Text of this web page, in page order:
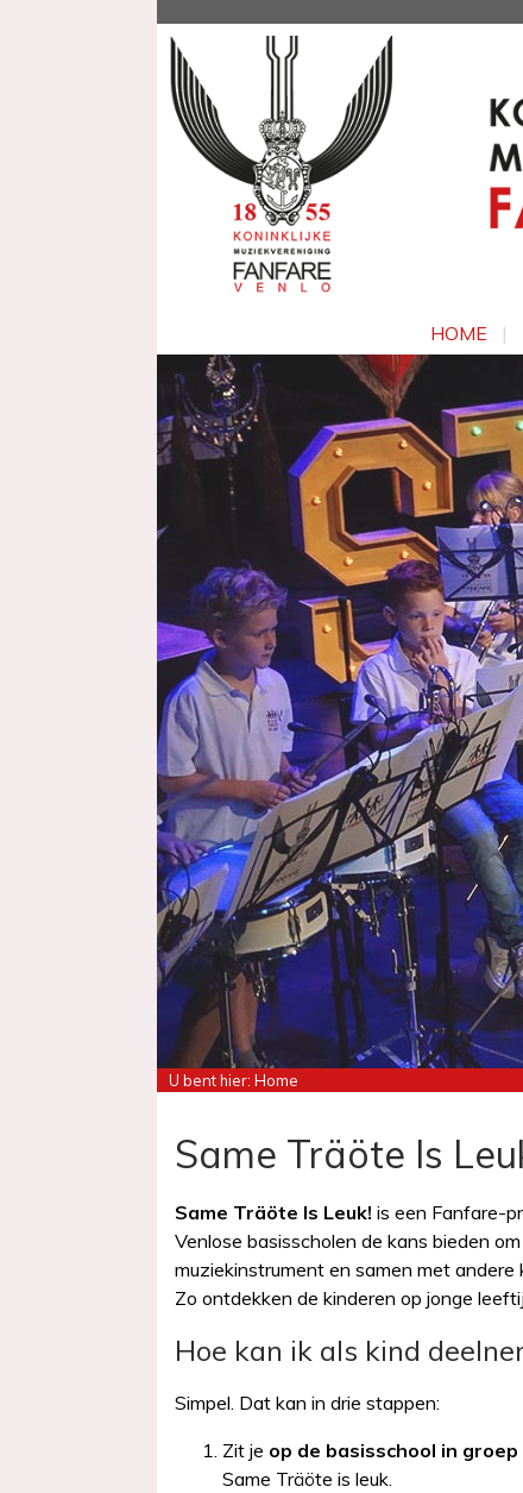
HOME |
U bent hier: Home
Same Träöte Is
Same Träöte Is Leuk! is een Fanfare-
Venlose basisscholen de kans bieden
muziekinstrument en samen met
Zo ontdekken de kinderen op jonge
Hoe kan ik als kind
Simpel. Dat kan in drie stappen:
Zit je op de basisschool in
Same Träöte is leuk.